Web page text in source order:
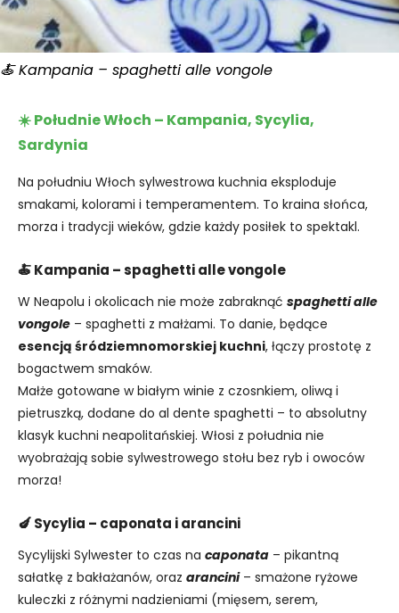
🍝 Kampania – spaghetti alle vongole
☀️ Południe Włoch – Kampania, Sycylia,
Sardynia
Na południu Włoch sylwestrowa kuchnia eksploduje
smakami, kolorami i temperamentem. To kraina słońca,
morza i tradycji wieków, gdzie każdy posiłek to spektakl.
🍝 Kampania – spaghetti alle vongole
W Neapolu i okolicach nie może zabraknąć spaghetti alle
vongole – spaghetti z małżami. To danie, będące
esencją śródziemnomorskiej kuchni, łączy prostotę z
bogactwem smaków.
Małże gotowane w białym winie z czosnkiem, oliwą i
pietruszką, dodane do al dente spaghetti – to absolutny
klasyk kuchni neapolitańskiej. Włosi z południa nie
wyobrażają sobie sylwestrowego stołu bez ryb i owoców
morza!
🍆 Sycylia – caponata i arancini
Sycylijski Sylwester to czas na caponata – pikantną
sałatkę z bakłażanów, oraz arancini– smażone ryżowe
kuleczki z różnymi nadzieniami (mięsem, serem,